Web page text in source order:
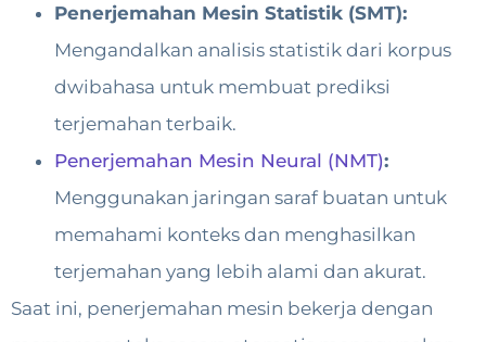
Penerjemahan Mesin Statistik (SMT):
Mengandalkan analisis statistik dari korpus
dwibahasa untuk membuat prediksi
terjemahan terbaik.
Penerjemahan Mesin Neural (NMT):
Menggunakan jaringan saraf buatan untuk
memahami konteks dan menghasilkan
terjemahan yang lebih alami dan akurat.
Saat ini, penerjemahan mesin bekerja dengan